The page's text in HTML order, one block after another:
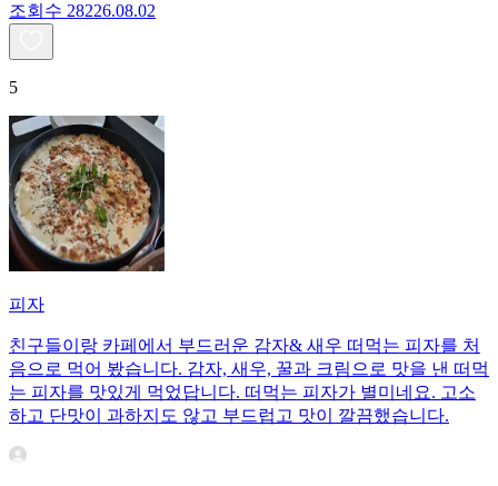
조회수 28226.08.02
5
피자
친구들이랑 카페에서 부드러운 감자& 새우 떠먹는 피자를 처
음으로 먹어 봤습니다. 감자, 새우, 꿀과 크림으로 맛을 낸 떠먹
는 피자를 맛있게 먹었답니다. 떠먹는 피자가 별미네요. 고소
하고 단맛이 과하지도 않고 부드럽고 맛이 깔끔했습니다.